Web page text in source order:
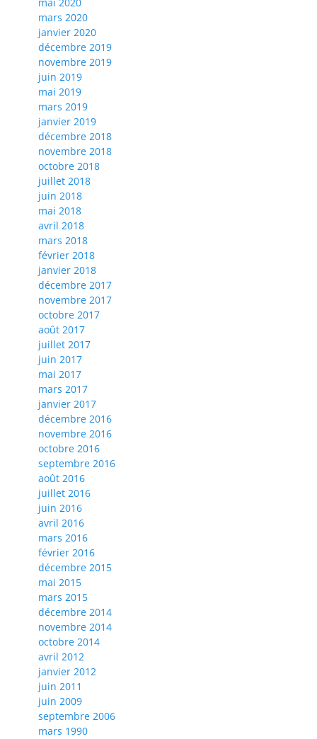
mars 2020
janvier 2020
décembre 2019
novembre 2019
juin 2019
mai 2019
mars 2019
janvier 2019
décembre 2018
novembre 2018
octobre 2018
juillet 2018
juin 2018
mai 2018
avril 2018
mars 2018
février 2018
janvier 2018
décembre 2017
novembre 2017
octobre 2017
août 2017
juillet 2017
juin 2017
mai 2017
mars 2017
janvier 2017
décembre 2016
novembre 2016
octobre 2016
septembre 2016
août 2016
juillet 2016
juin 2016
avril 2016
mars 2016
février 2016
décembre 2015
mai 2015
mars 2015
décembre 2014
novembre 2014
octobre 2014
avril 2012
janvier 2012
juin 2011
juin 2009
septembre 2006
mars 1990